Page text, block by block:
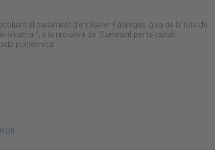
el parlament d'en Xavier Fàbregas, guia de la ruta de
Miramar", a la iniciativa de ‘Caminant per la ciutat:
politècnica’